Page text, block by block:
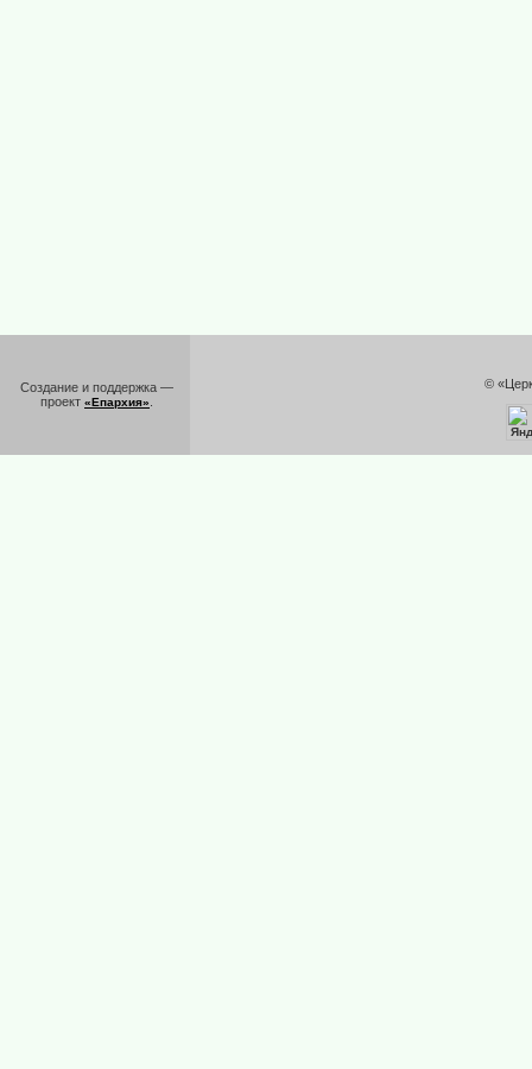
Создание и поддержка —
проект «Епархия»
©